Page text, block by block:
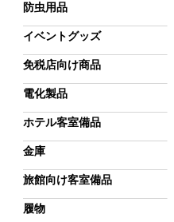
防虫用品
イベントグッズ
免税店向け商品
電化製品
ホテル客室備品
金庫
旅館向け客室備品
履物